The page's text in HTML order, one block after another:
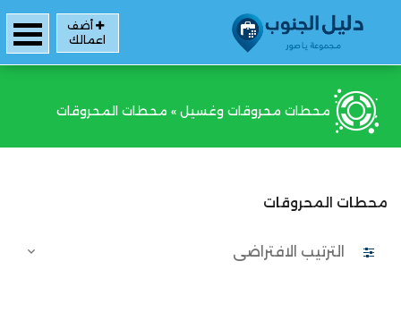
أضف
اعمالك
محطات محروقات وغسيل » محطات المحروقات
محطات المحروقات